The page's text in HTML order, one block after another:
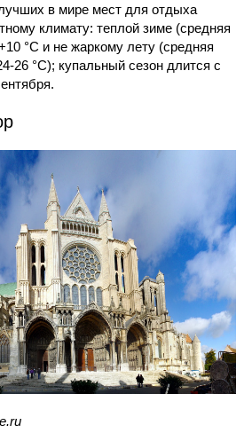
в мире мест для отдыха
климату: теплой зиме (средняя
°C и не жаркому лету (средняя
26 °C); купальный сезон длится с